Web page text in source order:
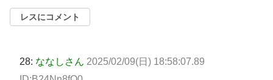
レスにコメント
28: ななしさん 2025/02/09(日) 18:58:07.89